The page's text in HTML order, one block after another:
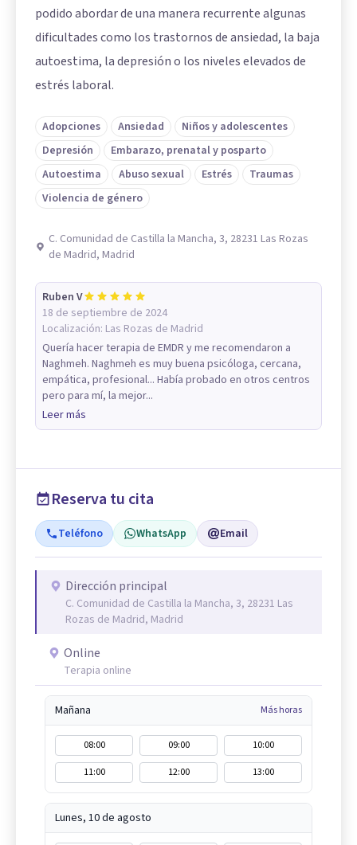
podido abordar de una manera recurrente algunas
dificultades como los trastornos de ansiedad, la baja
autoestima, la depresión o los niveles elevados de
estrés laboral.
Adopciones Ansiedad
Niños y adolescentes
Depresión
Embarazo, prenatal y posparto
Autoestima
Abuso sexual Estrés
Traumas
Violencia de género
C. Comunidad de Castilla la Mancha, 3, 28231 Las Rozas
de Madrid, Madrid
Ruben V
18 de septiembre de 2024
Localización: Las Rozas de Madrid
Quería hacer terapia de EMDR y me recomendaron a
Naghmeh. Naghmeh es muy buena psicóloga, cercana,
empática, profesional... Había probado en otros centros
pero para mí, la mejor...
Leer más
Reserva tu cita
Teléfono WhatsApp Email
Dirección principal
C. Comunidad de Castilla la Mancha, 3, 28231 Las
Rozas de Madrid, Madrid
Online
Terapia online
Mañana Más horas
08:00 09:00
10:00
11:00
12:00 13:00
Lunes, 10 de agosto